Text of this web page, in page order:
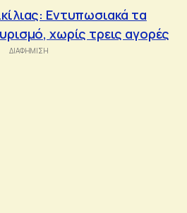
Εντυπωσιακά τα
χωρίς τρεις αγορές